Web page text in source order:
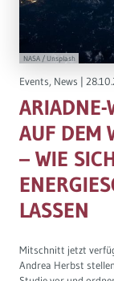
NASA / Unsplash
Events, News |
ARIADNE-
AUF DEM
– WIE
LASSEN
Mitschnitt jetzt
Andrea Herbst